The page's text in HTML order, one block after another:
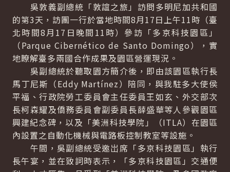
吳敦義副總統「敦誼之旅」訪問多明尼加共和國
的第3天，訪團一行於當地時間8月17日上午11時（臺
北時間8月17日晚間11時）參訪「多京科技園區」
（Parque Cibernético de Santo Domingo），實
地瞭解臺多兩國合作成果及園區營運現況。
吳副總統於聽取園方簡介後，即由該園區執行長
馬丁尼斯（Eddy Martínez）陪同，與我駐多大使侯
平福、行政院勞工委員會主任委員王如玄、外交部次
長柯森耀及僑務委員會副委員長薛盛華等人參觀園區
興建紀念碑，以及「美洲科技學院」（ITLA）在園區
內設置之自動化機械與電路板控制教室等設施。
午間，吳副總統受邀岀席「多京科技園區」執行
長午宴，並在致詞時表示，「多京科技園區」交通便